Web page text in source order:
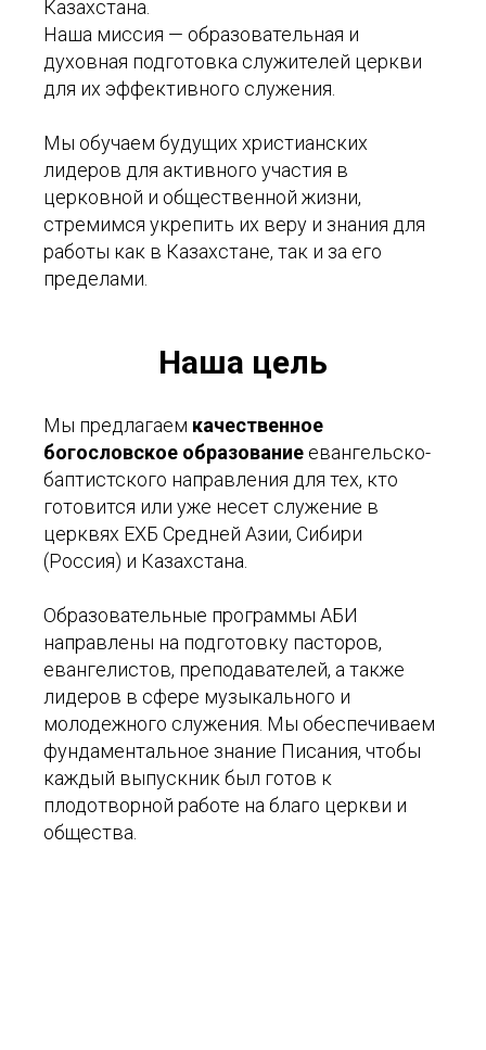
Казахстана.
Наша миссия — образовательная и
духовная подготовка служителей церкви
для их эффективного служения.
Мы обучаем будущих христианских
лидеров для активного участия в
церковной и общественной жизни,
стремимся укрепить их веру и знания для
работы как в Казахстане, так и за его
пределами.
Наша цель
Мы предлагаем качественное
богословское образование евангельско-
баптистского направления для тех, кто
готовится или уже несет служение в
церквях ЕХБ Средней Азии, Сибири
(Россия) и Казахстана.
Образовательные программы АБИ
направлены на подготовку пасторов,
евангелистов, преподавателей, а также
лидеров в сфере музыкального и
молодежного служения. Мы обеспечиваем
фундаментальное знание Писания, чтобы
каждый выпускник был готов к
плодотворной работе на благо церкви и
общества.